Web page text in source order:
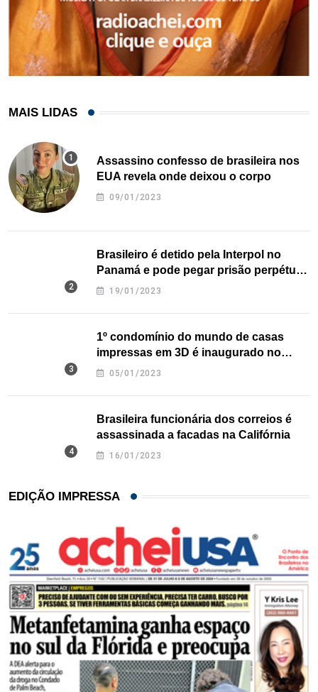
MAIS LIDAS
Assassino confesso de brasileira nos
EUA revela onde deixou o corpo
09/01/2023
Brasileiro é detido pela Interpol no
Panamá e pode pegar prisão perpétua
nos EUA
19/01/2023
1º condomínio do mundo de casas
impressas em 3D é inaugurado no
Texas
05/01/2023
Brasileira funcionária dos correios é
assassinada a facadas na Califórnia
16/01/2023
EDIÇÃO IMPRESSA